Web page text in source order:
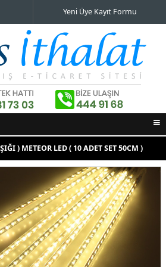
Yeni Üye Kayıt Formu
) METEOR LED ( 10 ADET SET 50CM )